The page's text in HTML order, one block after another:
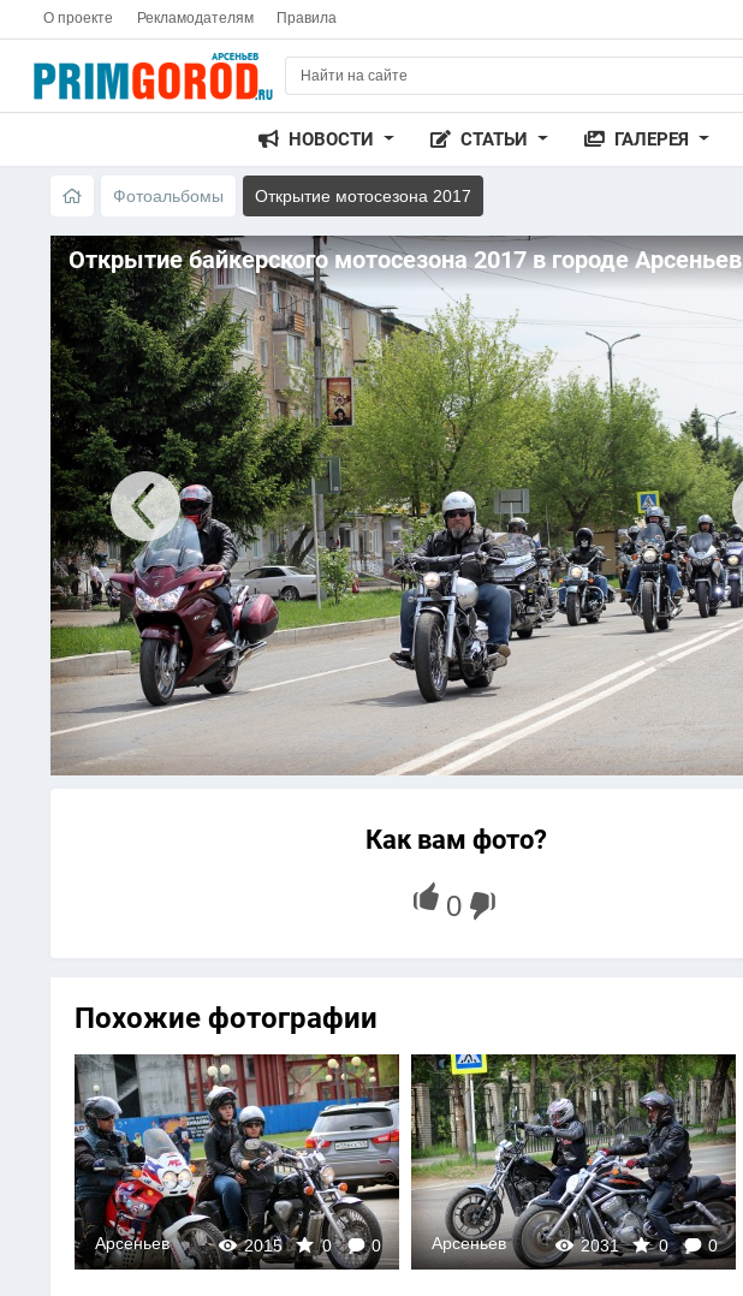
О проекте Рекламодателям Правила
НОВОСТИ СТАТЬИ ГАЛЕРЕЯ
Фотоальбомы Открытие мотосезона 2017
Открытие байкерского мотосезона 2017 в городе Арсеньев
Как вам фото?
Похожие фотографии
2015 0 0
Арсеньев 2031 0 0
Арсеньев